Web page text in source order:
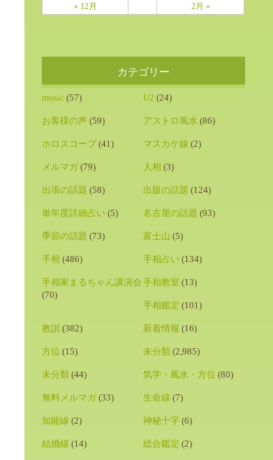
« 12月 2月 »
カテゴリー
music (57) U2 (24)
お客様の声 (59) アストロ風水 (86)
ホロスコープ(41) マスカケ線 (2)
メルマガ (79) 人相 (3)
出張の話題 (58) 出版の話題 (124)
単年度詳細占い (5) 名古屋の話題 (93)
季節の話題 (73) 富士山 (5)
手相 (486) 手相占い (134)
手相家まるちゃん講演会
(70)
手相教室 (13)
手相鑑定 (101)
教訓 (382) 新着情報 (16)
方位 (15) 未分類 (2,985)
未分類 (44) 気学・風水・方位 (80)
無料メルマガ (33) 生命線 (7)
知能線 (2) 神秘十字 (6)
結婚線 (14) 総合鑑定 (2)